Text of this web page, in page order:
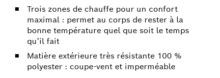
Trois zones de chauffe pour un confort
maximal : permet au corps de rester à la
bonne température quel que soit le temps
qu’il fait
Matière extérieure très résistante 100 %
polyester : coupe-vent et imperméable